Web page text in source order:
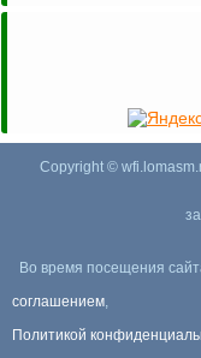
Copyright ©
Во время посещения
соглашением,
Политикой